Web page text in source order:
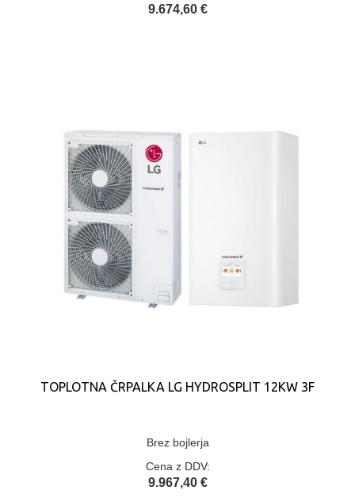
9.674,60 €
TOPLOTNA ČRPALKA LG HYDROSPLIT 12KW 3F
Brez bojlerja
Cena z DDV:
9.967,40 €